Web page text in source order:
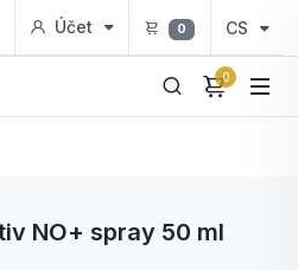
Účet 0 CS
0
NO+ spray 50 ml